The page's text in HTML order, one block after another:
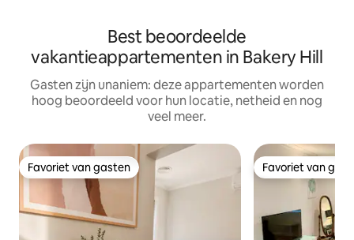
Best beoordeelde
vakantieappartementen in Bakery Hill
Gasten zijn unaniem: deze appartementen worden
hoog beoordeeld voor hun locatie, netheid en nog
veel meer.
Favoriet van gasten
Favoriet van gasten Favoriet van
Favoriet van